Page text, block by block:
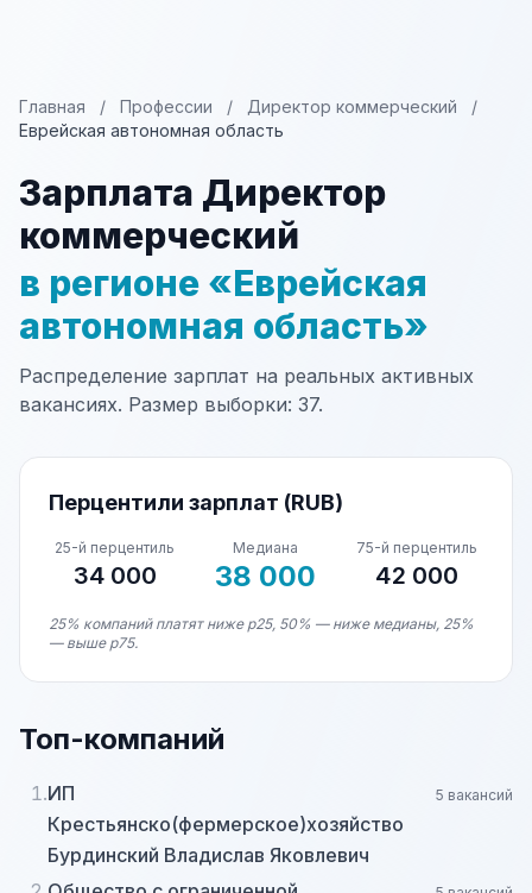
Главная / Профессии / Директор коммерческий
/
Еврейская автономная область
Зарплата Директор
коммерческий
в регионе «Еврейская
автономная область»
Распределение зарплат на реальных активных
вакансиях. Размер выборки: 37.
Перцентили зарплат (RUB)
25-й перцентиль
34 000
Медиана
38 000
75-й перцентиль
42 000
25% компаний платят ниже p25, 50% — ниже медианы, 25%
— выше p75.
Топ-компаний
1.ИП
Крестьянско(фермерское)хозяйство
Бурдинский Владислав Яковлевич
5 вакансий